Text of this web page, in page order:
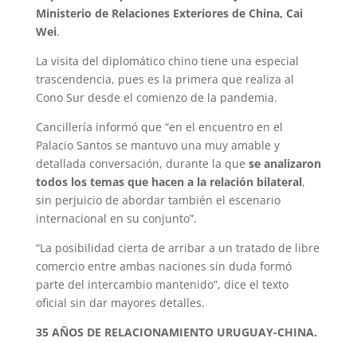
Ministerio de Relaciones Exteriores de China, Cai
Wei.
La visita del diplomático chino tiene una especial
trascendencia, pues es la primera que realiza al
Cono Sur desde el comienzo de la pandemia.
Cancillería informó que “en el encuentro en el
Palacio Santos se mantuvo una muy amable y
detallada conversación, durante la que se analizaron
todos los temas que hacen a la relación bilateral,
sin perjuicio de abordar también el escenario
internacional en su conjunto”.
“La posibilidad cierta de arribar a un tratado de libre
comercio entre ambas naciones sin duda formó
parte del intercambio mantenido”, dice el texto
oficial sin dar mayores detalles.
35 AÑOS DE RELACIONAMIENTO URUGUAY-CHINA.